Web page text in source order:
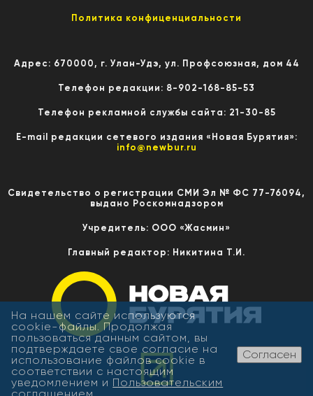
Политика конфиценциальности
Адрес: 670000, г. Улан-Удэ, ул. Профсоюзная, дом 44
Телефон редакции: 8-902-168-85-53
Телефон рекламной службы сайта: 21-30-85
E-mail редакции сетевого издания «Новая Бурятия»:
info@newbur.ru
Свидетельство о регистрации СМИ Эл № ФС 77-76094,
выдано Роскомнадзором
Учредитель: ООО «Жасмин»
Главный редактор: Никитина Т.И.
На нашем сайте используются
cookie-файлы. Продолжая
пользоваться данным сайтом, вы
подтверждаете свое согласие на
использование файлов cookie в
соответствии с настоящим
уведомлением и Пользовательским
Согласен